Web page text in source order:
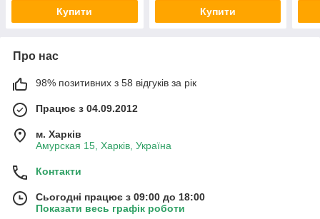
Купити Купити
Про нас
98% позитивних з 58 відгуків за рік
Працює з 04.09.2012
м. Харків
Амурская 15, Харків, Україна
Контакти
Сьогодні працює з 09:00 до 18:00
Показати весь графік роботи